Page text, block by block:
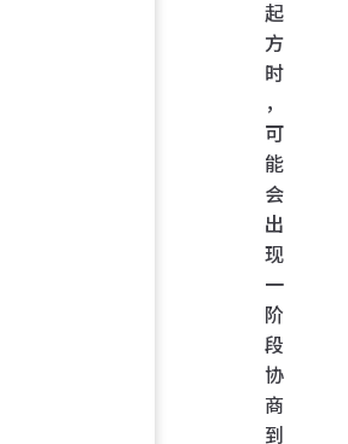
起
方
时
，
可
能
会
出
现
一
阶
段
协
商
到